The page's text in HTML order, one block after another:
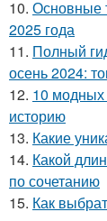
10. Основные
2025 года
11. Полный
осень 2024:
12. 10 модных
историю
13. Какие
14. Какой
по сочетанию
15. Как